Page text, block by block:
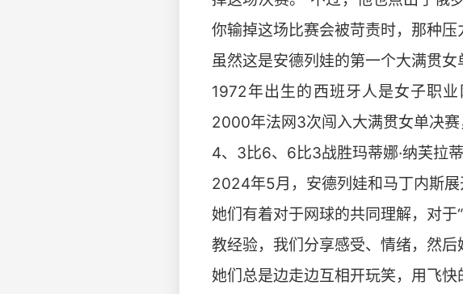
你输掉这场比赛会被苛责时，那种压
虽然这是安德列娃的第一个大满贯女
1972年出生的西班牙人是女子职
2000年法网3次闯入大满贯女单决
4、3比6、6比3战胜玛蒂娜·纳芙拉
2024年5月，安德列娃和马丁内斯展
她们有着对于网球的共同理解，对
教经验，我们分享感受、情绪，然
她们总是边走边互相开玩笑，用飞